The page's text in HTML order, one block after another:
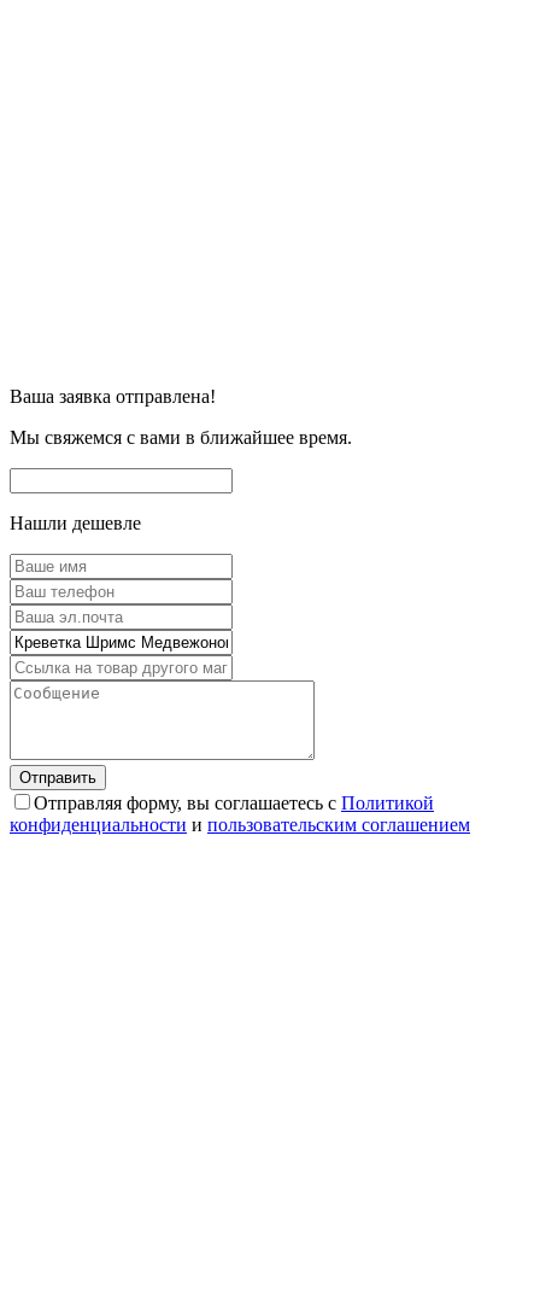
Ваша заявка отправлена!
Мы свяжемся с вами в ближайшее время.
Нашли дешевле
Отправляя форму, вы соглашаетесь с Политикой
конфиденциальности и пользовательским соглашением